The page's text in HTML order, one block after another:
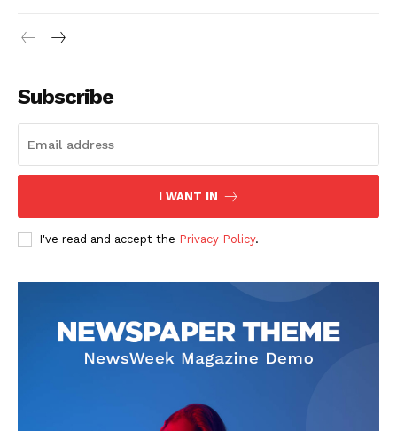
Subscribe
I WANT IN
I've read and accept the Privacy Policy.